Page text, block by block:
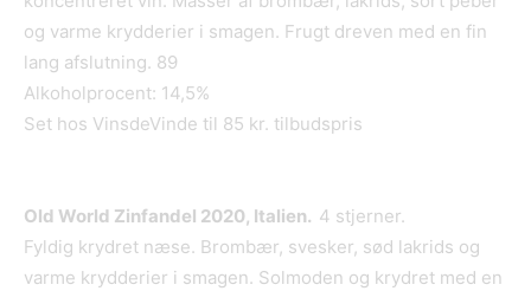
og varme krydderier i smagen. Frugt dreven med en fin
lang afslutning. 89
Alkoholprocent: 14,5%
Set hos VinsdeVinde til 85 kr. tilbudspris
Old World Zinfandel 2020, Italien. 4 stjerner.
Fyldig krydret næse. Brombær, svesker, sød lakrids og
varme krydderier i smagen. Solmoden og krydret med en